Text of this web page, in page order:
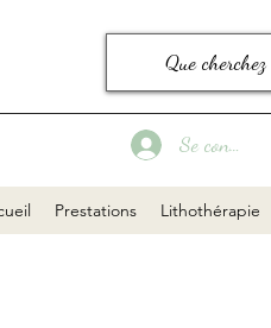
Prestations Lithothérapie
Se connecter